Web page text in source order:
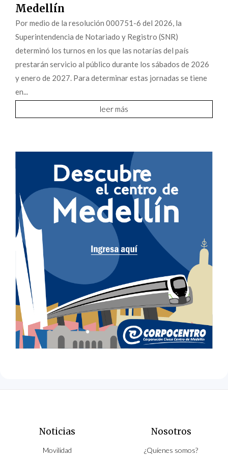
Medellín
Por medio de la resolución 000751-6 del 2026, la
Superintendencia de Notariado y Registro (SNR)
determinó los turnos en los que las notarías del país
prestarán servicio al público durante los sábados de 2026
y enero de 2027. Para determinar estas jornadas se tiene
en...
leer más
Noticias
Movilidad
Nosotros
¿Quíenes somos?